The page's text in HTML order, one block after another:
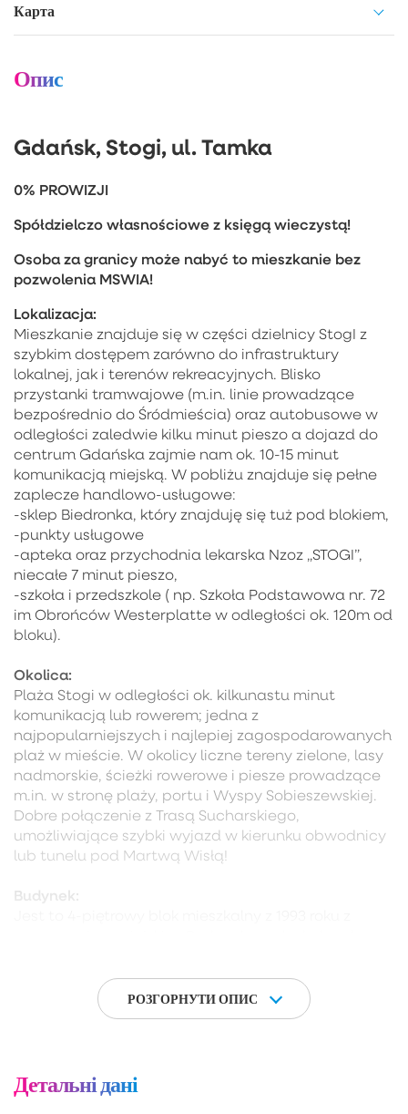
Карта
Опис
Gdańsk, Stogi, ul. Tamka
0% PROWIZJI
Spółdzielczo własnościowe z księgą wieczystą!
Osoba za granicy może nabyć to mieszkanie bez
pozwolenia MSWIA!
Lokalizacja:
Mieszkanie znajduje się w części dzielnicy StogI z
szybkim dostępem zarówno do infrastruktury
lokalnej, jak i terenów rekreacyjnych. Blisko
przystanki tramwajowe (m.in. linie prowadzące
bezpośrednio do Śródmieścia) oraz autobusowe w
odległości zaledwie kilku minut pieszo a dojazd do
centrum Gdańska zajmie nam ok. 10-15 minut
komunikacją miejską. W pobliżu znajduje się pełne
zaplecze handlowo-usługowe:
-sklep Biedronka, który znajduję się tuż pod blokiem,
-punkty usługowe
-apteka oraz przychodnia lekarska Nzoz „STOGI”,
niecałe 7 minut pieszo,
-szkoła i przedszkole ( np. Szkoła Podstawowa nr. 72
im Obrońców Westerplatte w odległości ok. 120m od
bloku).
Okolica:
Plaża Stogi w odległości ok. kilkunastu minut
komunikacją lub rowerem; jedna z
najpopularniejszych i najlepiej zagospodarowanych
plaż w mieście. W okolicy liczne tereny zielone, lasy
nadmorskie, ścieżki rowerowe i piesze prowadzące
m.in. w stronę plaży, portu i Wyspy Sobieszewskiej.
Dobre połączenie z Trasą Sucharskiego,
umożliwiające szybki wyjazd w kierunku obwodnicy
lub tunelu pod Martwą Wisłą!
Budynek:
w planach spółdzielni jest remont klatki schodowej.
Przed budynkiem znajdują się ogólnodostępne
miejsca postojowe.
Mieszkanie o powierzchni 55,5 m² z dużym balkonem
oraz piwnicą ok. 10 m², położone na 4/4 piętrze. Lokal
РОЗГОРНУТИ ОПИС
Детальні дані